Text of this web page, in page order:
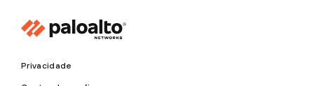
Privacidade